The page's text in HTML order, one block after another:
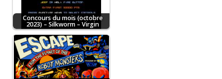
Concours du mois (octobre
2023) – Silkworm – Virgin